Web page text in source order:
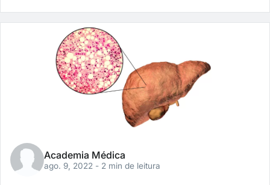
Academia Médica
ago. 9, 2022 - 2 min de leitura